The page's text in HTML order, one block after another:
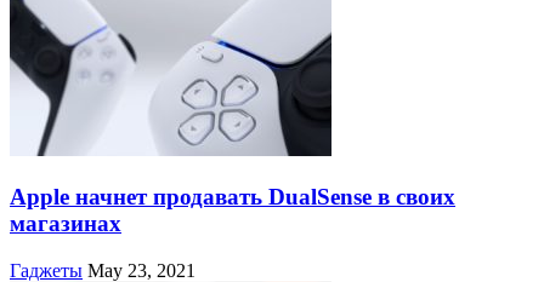
Apple начнет продавать DualSense в своих
магазинах
Гаджеты May 23, 2021